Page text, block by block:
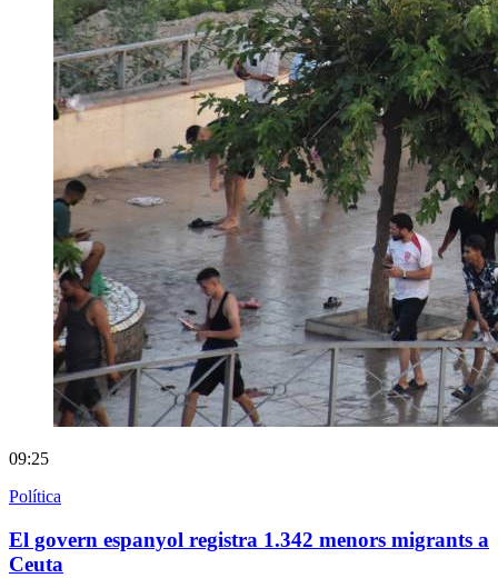
09:25
Política
El govern espanyol registra 1.342 menors migrants a
Ceuta